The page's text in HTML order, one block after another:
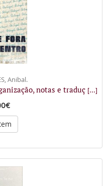
Anibal.
notas e traduç [...]